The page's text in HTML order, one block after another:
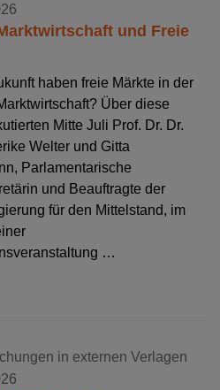
und Freie
haben freie Märkte in der
Über diese
Mitte Juli Prof. Dr. Dr.
Welter und Gitta
Parlamentarische
und Beauftragte der
für den Mittelstand, im
…
in externen Verlagen